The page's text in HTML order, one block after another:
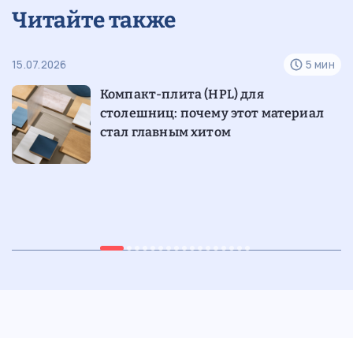
Читайте также
15.07.2026 5 мин
Компакт-плита (HPL) для
столешниц: почему этот материал
стал главным хитом